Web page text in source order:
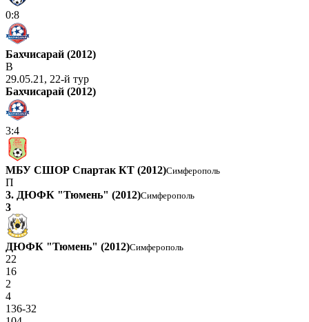
0:8
Бахчисарай (2012)
В
29.05.21, 22-й тур
Бахчисарай (2012)
3:4
МБУ СШОР Спартак КТ (2012)Симферополь
П
3. ДЮФК "Тюмень" (2012)Симферополь
3
ДЮФК "Тюмень" (2012)Симферополь
22
16
2
4
136-32